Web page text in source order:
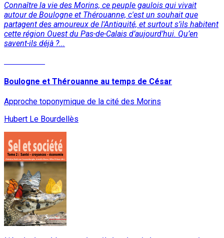
Connaître la vie des Morins, ce peuple gaulois qui vivait
autour de Boulogne et Thérouanne, c'est un souhait que
partagent des amoureux de l'Antiquité, et surtout s’ils habitent
cette région Ouest du Pas-de-Calais d’aujourd’hui. Qu’en
savent-ils déjà ?...
Boulogne et Thérouanne au temps de César
Approche toponymique de la cité des Morins
Hubert Le Bourdellès